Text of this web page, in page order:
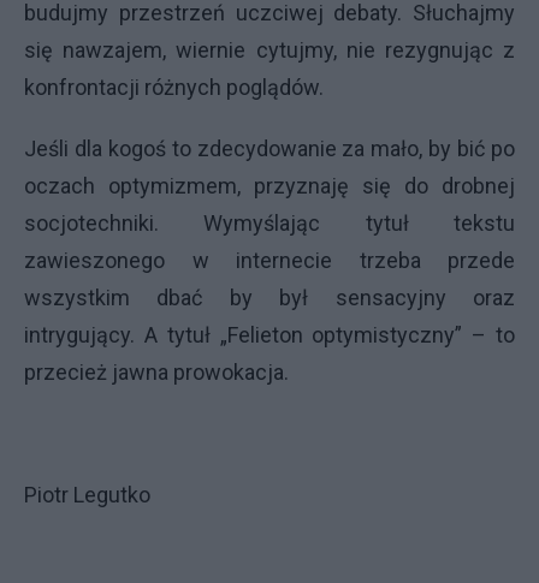
budujmy przestrzeń uczciwej debaty. Słuchajmy
się nawzajem, wiernie cytujmy, nie rezygnując z
konfrontacji różnych poglądów.
Jeśli dla kogoś to zdecydowanie za mało, by bić po
oczach optymizmem, przyznaję się do drobnej
socjotechniki. Wymyślając tytuł tekstu
zawieszonego w internecie trzeba przede
wszystkim dbać by był sensacyjny oraz
intrygujący. A tytuł „Felieton optymistyczny” – to
przecież jawna prowokacja.
Piotr Legutko